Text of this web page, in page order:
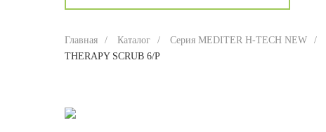
Главная / Каталог / Серия MEDITER H-TECH NEW /
THERAPY SCRUB 6/P